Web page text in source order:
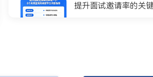
提升面试邀请率的关